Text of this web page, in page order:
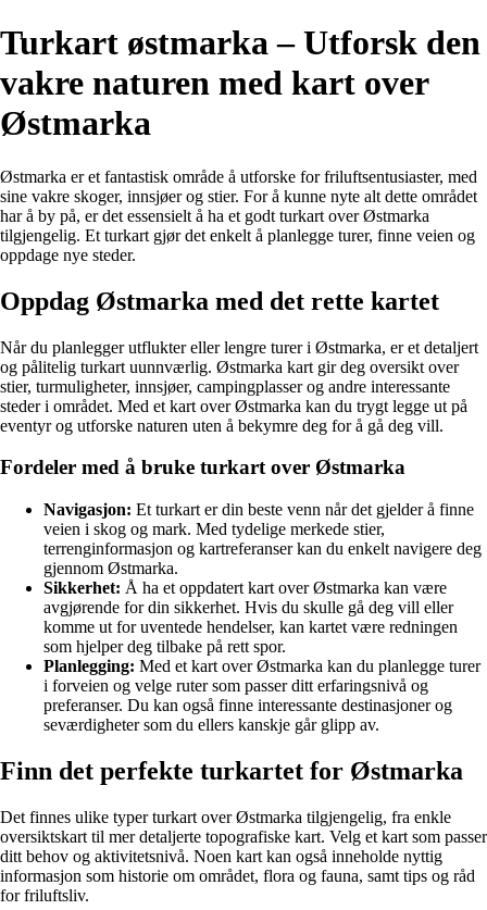
Turkart østmarka – Utforsk den
vakre naturen med kart over
Østmarka
Østmarka er et fantastisk område å utforske for friluftsentusiaster, med
sine vakre skoger, innsjøer og stier. For å kunne nyte alt dette området
har å by på, er det essensielt å ha et godt turkart over Østmarka
tilgjengelig. Et turkart gjør det enkelt å planlegge turer, finne veien og
oppdage nye steder.
Oppdag Østmarka med det rette kartet
Når du planlegger utflukter eller lengre turer i Østmarka, er et detaljert
og pålitelig turkart uunnværlig. Østmarka kart gir deg oversikt over
stier, turmuligheter, innsjøer, campingplasser og andre interessante
steder i området. Med et kart over Østmarka kan du trygt legge ut på
eventyr og utforske naturen uten å bekymre deg for å gå deg vill.
Fordeler med å bruke turkart over Østmarka
Navigasjon: Et turkart er din beste venn når det gjelder å finne
veien i skog og mark. Med tydelige merkede stier,
terrenginformasjon og kartreferanser kan du enkelt navigere deg
gjennom Østmarka.
Sikkerhet: Å ha et oppdatert kart over Østmarka kan være
avgjørende for din sikkerhet. Hvis du skulle gå deg vill eller
komme ut for uventede hendelser, kan kartet være redningen
som hjelper deg tilbake på rett spor.
Planlegging: Med et kart over Østmarka kan du planlegge turer
i forveien og velge ruter som passer ditt erfaringsnivå og
preferanser. Du kan også finne interessante destinasjoner og
seværdigheter som du ellers kanskje går glipp av.
Finn det perfekte turkartet for Østmarka
Det finnes ulike typer turkart over Østmarka tilgjengelig, fra enkle
oversiktskart til mer detaljerte topografiske kart. Velg et kart som passer
ditt behov og aktivitetsnivå. Noen kart kan også inneholde nyttig
informasjon som historie om området, flora og fauna, samt tips og råd
for friluftsliv.